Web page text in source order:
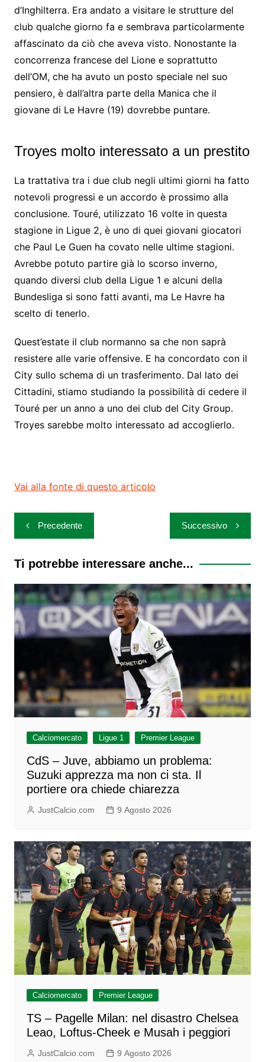
d’Inghilterra. Era andato a visitare le strutture del
club qualche giorno fa e sembrava particolarmente
affascinato da ciò che aveva visto. Nonostante la
concorrenza francese del Lione e soprattutto
dell’OM, ​​che ha avuto un posto speciale nel suo
pensiero, è dall’altra parte della Manica che il
giovane di Le Havre (19) dovrebbe puntare.
Troyes molto interessato a un prestito
La trattativa tra i due club negli ultimi giorni ha fatto
notevoli progressi e un accordo è prossimo alla
conclusione. Touré, utilizzato 16 volte in questa
stagione in Ligue 2, è uno di quei giovani giocatori
che Paul Le Guen ha covato nelle ultime stagioni.
Avrebbe potuto partire già lo scorso inverno,
quando diversi club della Ligue 1 e alcuni della
Bundesliga si sono fatti avanti, ma Le Havre ha
scelto di tenerlo.
Quest’estate il club normanno sa che non saprà
resistere alle varie offensive. E ha concordato con il
City sullo schema di un trasferimento. Dal lato dei
Cittadini, stiamo studiando la possibilità di cedere il
Touré per un anno a uno dei club del City Group.
Troyes sarebbe molto interessato ad accoglierlo.
Vai alla fonte di questo articolo
Navigazione
articoli
Precedente Successivo
Ti potrebbe interessare anche...
Calciomercato Ligue 1 Premier League
CdS – Juve, abbiamo un problema:
Suzuki apprezza ma non ci sta. Il
portiere ora chiede chiarezza
JustCalcio.com 9 Agosto 2026
Calciomercato Premier League
TS – Pagelle Milan: nel disastro Chelsea
Leao, Loftus-Cheek e Musah i peggiori
JustCalcio.com 9 Agosto 2026